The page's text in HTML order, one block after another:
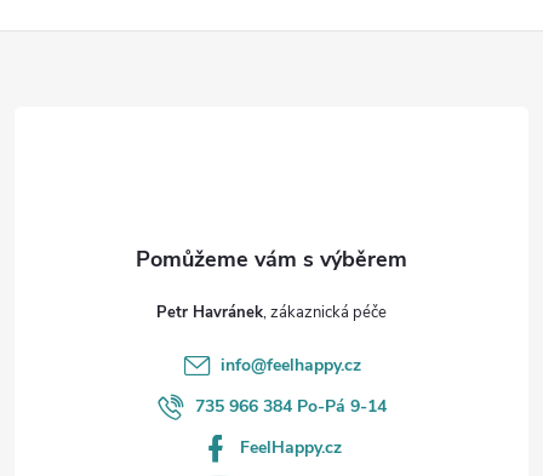
Petr Havránek
info@feelhappy.cz
735 966 384 Po-Pá 9-14
FeelHappy.cz